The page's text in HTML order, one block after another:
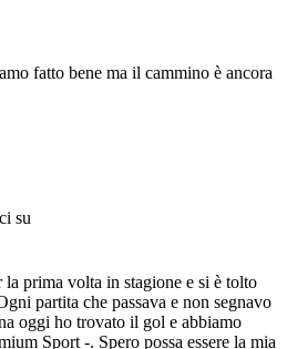
fatto bene ma il cammino è ancora
su
la prima volta in stagione e si è tolto
partita che passava e non segnavo
oggi ho trovato il gol e abbiamo
Sport -. Spero possa essere la mia